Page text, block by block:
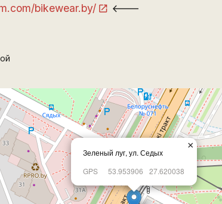
bikewear.by/
<---
Зеленый луг, ул. Седых
GPS
53.953906 27.620038
×